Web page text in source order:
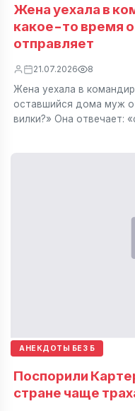
Жена уехала в
какое-то время
отправляет
21.07.2026 8
Жена уехала в
оставшийся дома муж
вилки?» Она отвечает:
АНЕКДОТЫ БЕЗ Б
Поспорили
стране чаще